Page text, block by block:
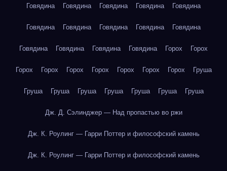
Говядина Говядина Говядина Говядина Говядина
Говядина Говядина Говядина Говядина Говядина
Говядина Говядина Говядина Говядина Горох Горох
Горох Горох Горох Горох Горох Горох Горох Груша
Груша Груша Груша Груша Груша Груша Груша
Дж. Д. Сэлинджер — Над пропастью во ржи
Дж. К. Роулинг — Гарри Поттер и философский камень
Дж. К. Роулинг — Гарри Поттер и философский камень